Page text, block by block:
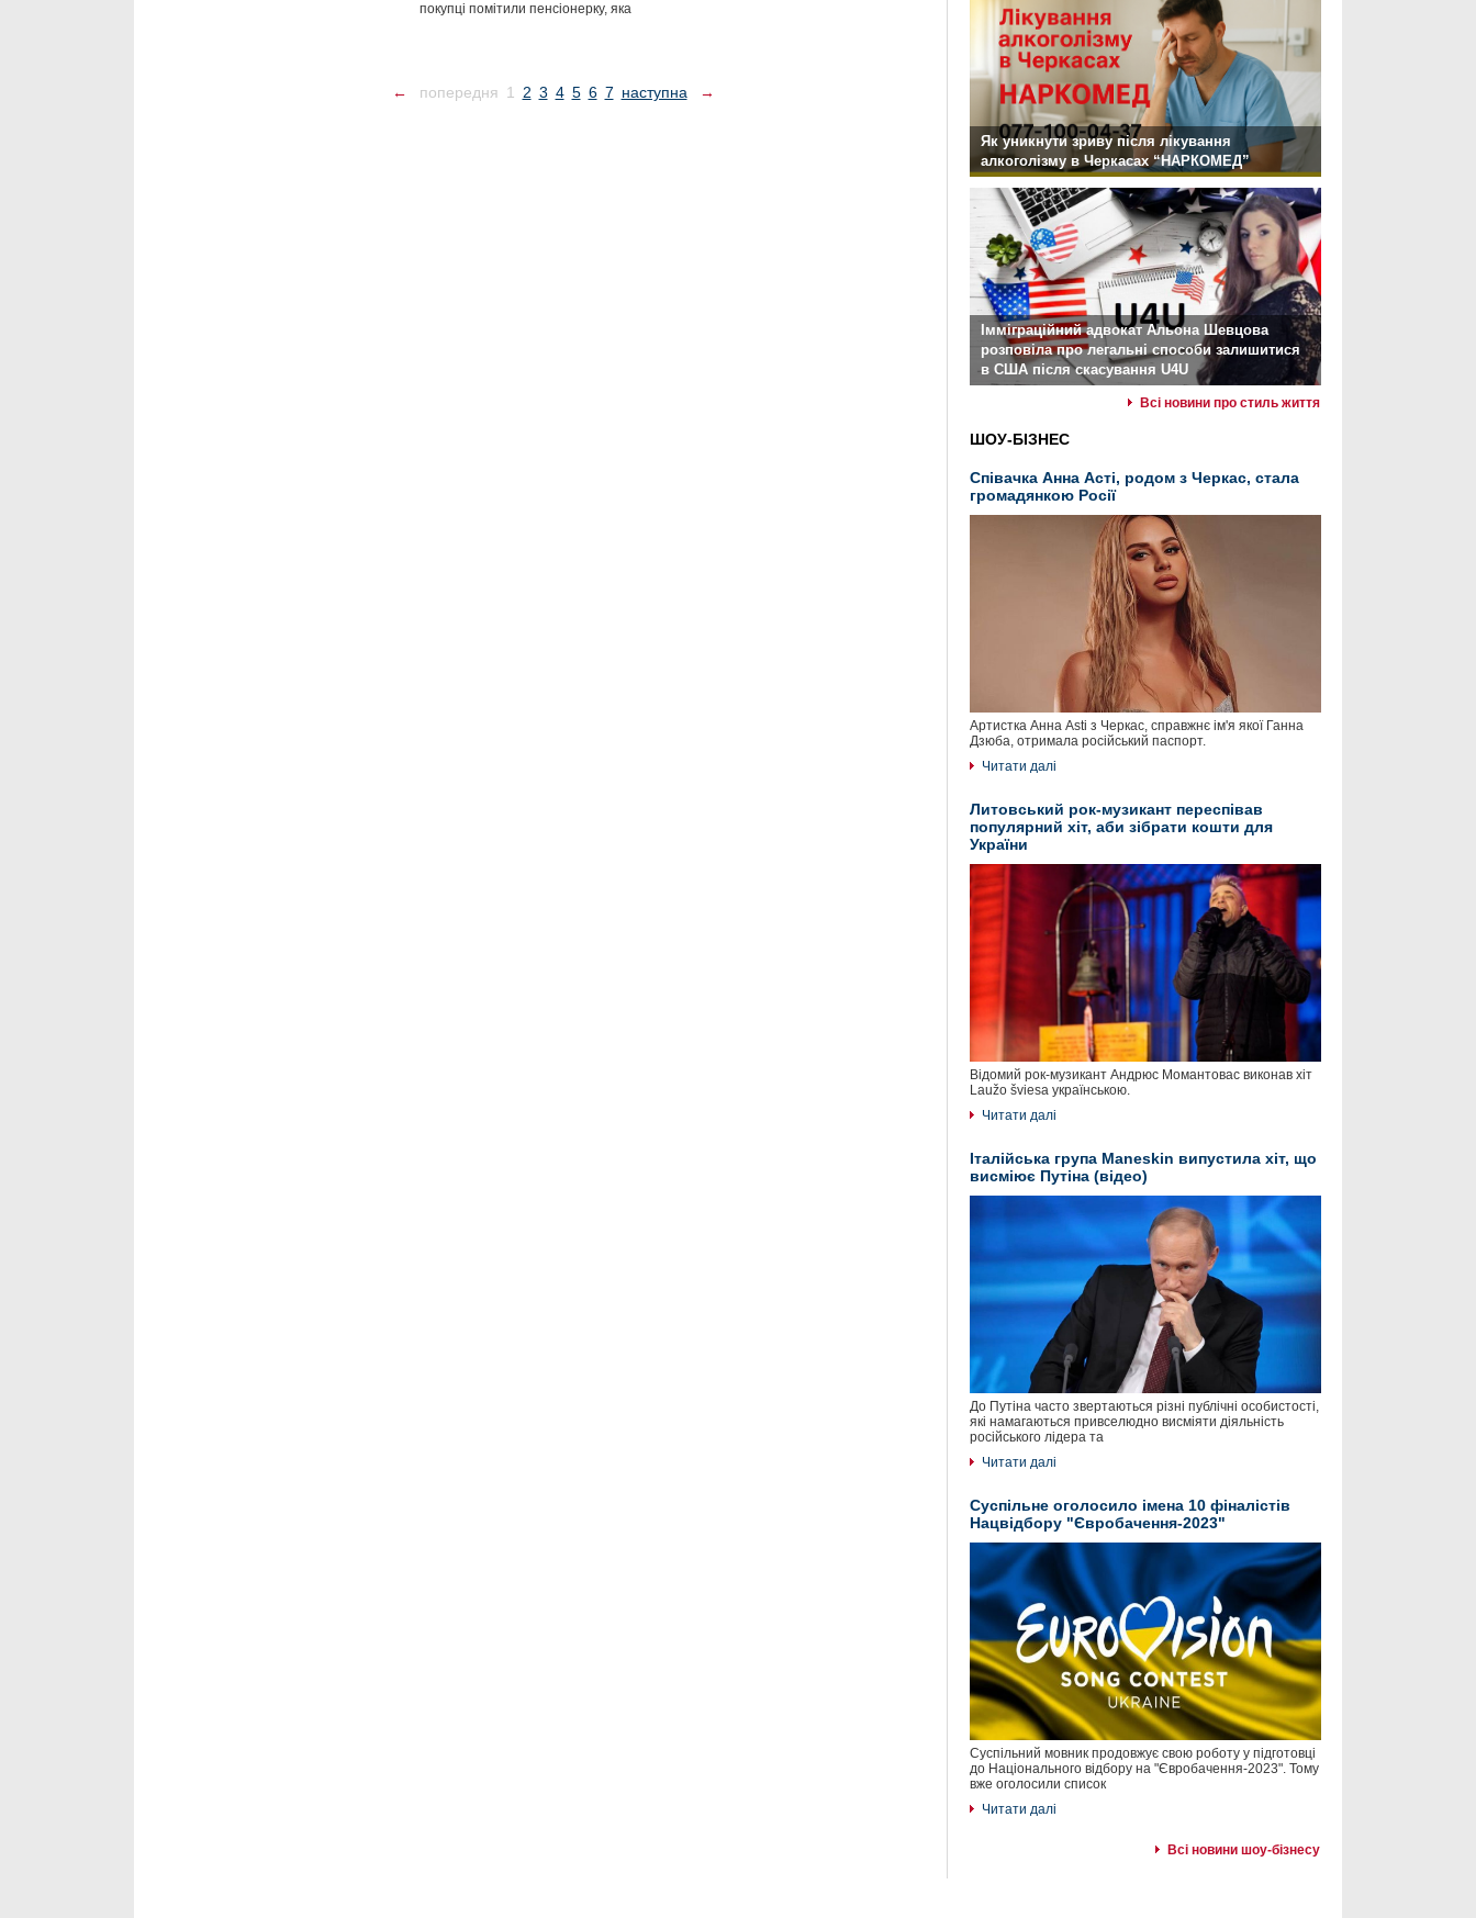
покупці помітили пенсіонерку, яка
← попередня 1 2 3 4 5 6 7 наступна →
Як уникнути зриву після лікування
алкоголізму в Черкасах “НАРКОМЕД”
Імміграційний адвокат Альона Шевцова
розповіла про легальні способи залишитися
в США після скасування U4U
Всі новини про стиль життя
ШОУ-БІЗНЕС
Співачка Анна Асті, родом з Черкас, стала
громадянкою Росії
Артистка Анна Asti з Черкас, справжнє ім'я якої Ганна
Дзюба, отримала російський паспорт.
Читати далі
Литовський рок-музикант переспівав
популярний хіт, аби зібрати кошти для
України
Відомий рок-музикант Андрюс Момантовас виконав хіт
Laužo šviesa українською.
Читати далі
Італійська група Maneskin випустила хіт, що
висміює Путіна (відео)
До Путіна часто звертаються різні публічні особистості,
які намагаються привселюдно висміяти діяльність
російського лідера та
Читати далі
Суспільне оголосило імена 10 фіналістів
Нацвідбору "Євробачення-2023"
Суспільний мовник продовжує свою роботу у підготовці
до Національного відбору на "Євробачення-2023". Тому
вже оголосили список
Читати далі
Всі новини шоу-бізнесу